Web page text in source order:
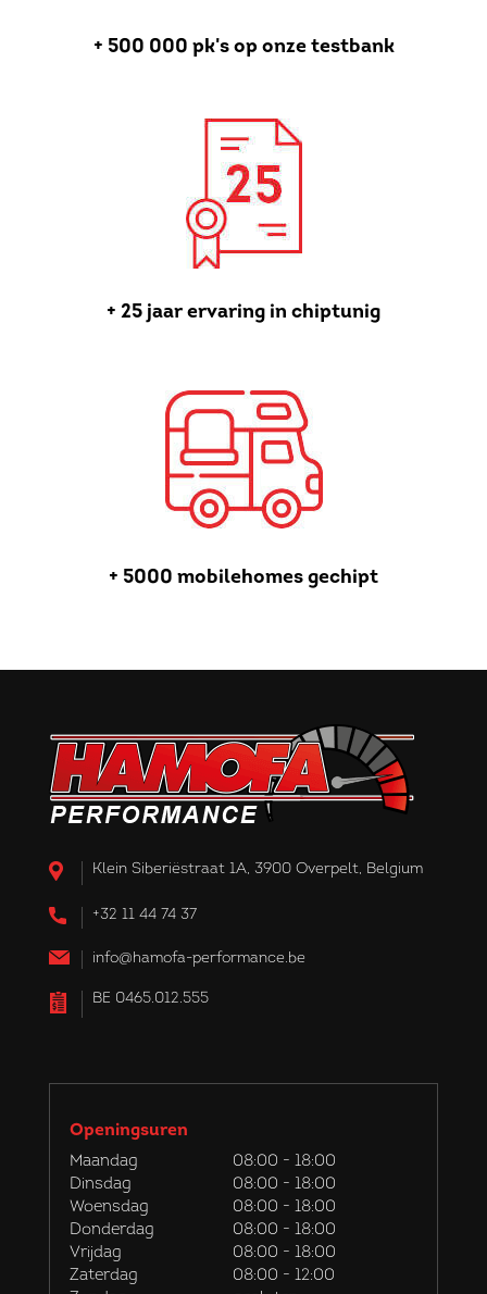
+ 500 000 pk's op onze testbank
+ 25 jaar ervaring in chiptunig
+ 5000 mobilehomes gechipt
Klein Siberiëstraat 1A, 3900 Overpelt, Belgium
+32 11 44 74 37
info@hamofa-performance.be
BE 0465.012.555
Openingsuren
Maandag
08:00 - 18:00
Dinsdag
08:00 - 18:00
Woensdag
08:00 - 18:00
Donderdag
08:00 - 18:00
Vrijdag
08:00 - 18:00
Zaterdag
08:00 - 12:00